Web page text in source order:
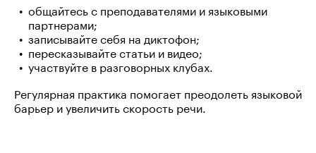
общайтесь с преподавателями и языковыми
партнерами;
записывайте себя на диктофон;
пересказывайте статьи и видео;
участвуйте в разговорных клубах.
Регулярная практика помогает преодолеть языковой
барьер и увеличить скорость речи.